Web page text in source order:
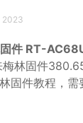
2023
固件 RT-
林固件
固件教程，